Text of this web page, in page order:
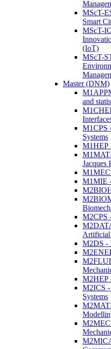
MScT-
Smart
MScT-
(IoT)
MScT-
Master (DNM)
and
M1CPS
Systems
M1HEP
Jacques
M1MIE
M2CPS
Artificial
M2DS -
M2HEP
M2ICS -
Systems